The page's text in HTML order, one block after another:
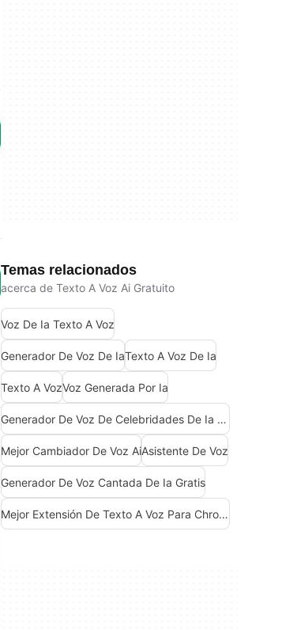
Temas relacionados
acerca de Texto A Voz Ai Gratuito
Voz De Ia Texto A Voz
Generador De Voz De IaTexto A Voz De Ia
Texto A VozVoz Generada Por Ia
Generador De Voz De Celebridades De Ia Gratis
Mejor Cambiador De Voz AiAsistente De Voz
Generador De Voz Cantada De Ia Gratis
Mejor Extensión De Texto A Voz Para Chrome